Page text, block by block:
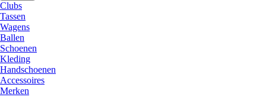
Clubs
Tassen
Wagens
Ballen
Schoenen
Kleding
Handschoenen
Accessoires
Merken